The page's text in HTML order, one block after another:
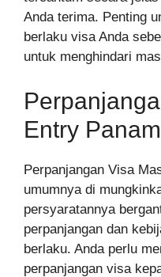
Anda terima. Penting
berlaku visa Anda
untuk menghindari
Entry
Perpanjangan Visa
umumnya di
persyaratannya
perpanjangan dan
berlaku. Anda perlu
perpanjangan visa